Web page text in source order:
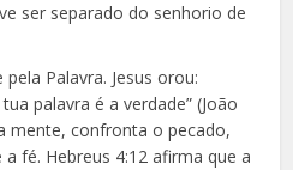
ser separado do senhorio de
Palavra. Jesus orou:
palavra é a verdade” (João
mente, confronta o pecado,
fé. Hebreus 4:12 afirma que a